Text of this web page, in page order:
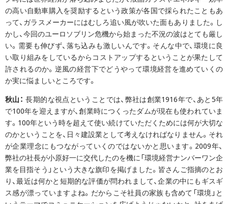
の高い自動車購入を奨励するという政策が各国で採られたこともあ
って、ガラスメーカーにはむしろ追い風が吹いた面もありました。し
かし、今回のユーロソブリン危機から始まった不況の波はとても厳し
い。需要も伸びず、落ち込みも激しいんです。そんな中で、環境に良
い取り組みをしているからコストアップするということが果たして
許されるのか。逆風の経営下でどうやって環境経営を進めていくの
か実に悩ましいところです。
秋山： 長期的な視点ということでは、弊社は創業1916年で、あと5年
で100年を迎えますが、創業時につくったダムが現在も使われていま
す。100年という時を超えて使い続けていただくためには何が大切な
のかということを、日々建設業として考えなければなりません。それ
が企業理念にもつながっていくのではないかと思います。2009年、
弊社の社長が小原好一に交代したのを機に「環境経営ナンバーワン企
業を目指そう」という大きな旗印を掲げました。皆さんご指摘のとお
り、最近は何かと短期的な評価が問われまして、企業の中にもギスギ
ス感が漂っていますよね。だからこそ社員の家族も含めて「環境」と